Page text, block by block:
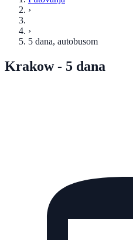
›
›
5 dana, autobusom
Krakow - 5 dana